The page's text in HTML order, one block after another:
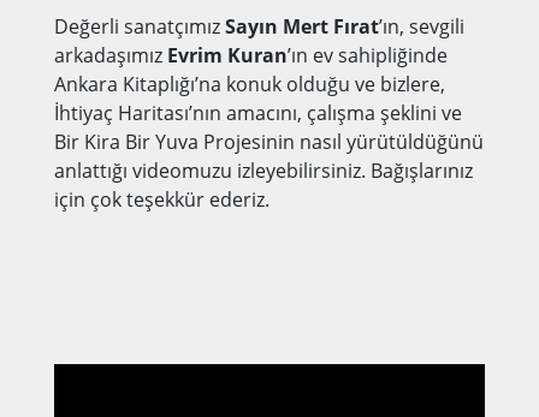
Değerli sanatçımızSayın Mert Fırat’ın, sevgili
arkadaşımız Evrim Kuran’ın ev sahipliğinde
Ankara Kitaplığı’na konuk olduğu ve bizlere,
İhtiyaç Haritası’nın amacını, çalışma şeklini ve
Bir Kira Bir Yuva Projesinin nasıl yürütüldüğünü
anlattığı videomuzu izleyebilirsiniz. Bağışlarınız
için çok teşekkür ederiz.